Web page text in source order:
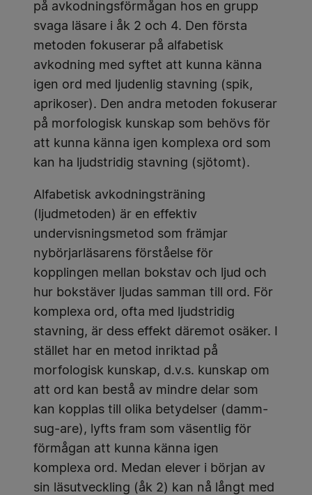
på avkodningsförmågan hos en grupp
svaga läsare i åk 2 och 4. Den första
metoden fokuserar på alfabetisk
avkodning med syftet att kunna känna
igen ord med ljudenlig stavning (spik,
aprikoser). Den andra metoden fokuserar
på morfologisk kunskap som behövs för
att kunna känna igen komplexa ord som
kan ha ljudstridig stavning (sjötomt).
Alfabetisk avkodningsträning
(ljudmetoden) är en effektiv
undervisningsmetod som främjar
nybörjarläsarens förståelse för
kopplingen mellan bokstav och ljud och
hur bokstäver ljudas samman till ord. För
komplexa ord, ofta med ljudstridig
stavning, är dess effekt däremot osäker. I
stället har en metod inriktad på
morfologisk kunskap, d.v.s. kunskap om
att ord kan bestå av mindre delar som
kan kopplas till olika betydelser (damm-
sug-are), lyfts fram som väsentlig för
förmågan att kunna känna igen
komplexa ord. Medan elever i början av
sin läsutveckling (åk 2) kan nå långt med